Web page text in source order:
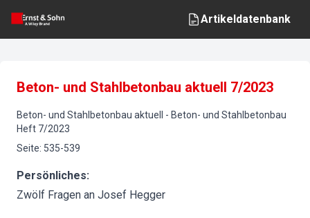
Artikeldatenbank
Beton- und Stahlbetonbau aktuell 7/2023
Beton- und Stahlbetonbau aktuell - Beton- und Stahlbetonbau
Heft 7/2023
Seite: 535-539
Persönliches:
Zwölf Fragen an Josef Hegger